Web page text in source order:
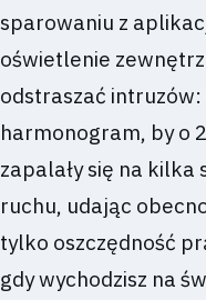
sparowaniu z
oświetlenie
odstraszać
harmonogram, by o
zapalały się na
ruchu, udając
tylko oszczędność
gdy wychodzisz na